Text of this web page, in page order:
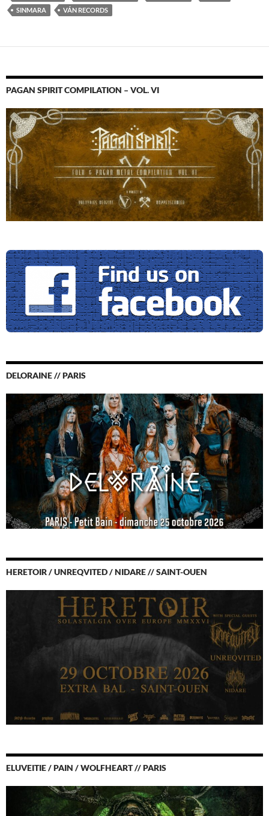
SINMARA
VÁN RECORDS
PAGAN SPIRIT COMPILATION – VOL. VI
DELORAINE // PARIS
HERETOIR / UNREQVITED / NIDARE // SAINT-OUEN
ELUVEITIE / PAIN / WOLFHEART // PARIS